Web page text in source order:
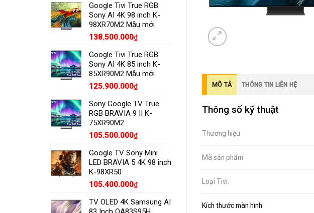
MÔ TẢ THÔNG TIN LIÊN HỆ
Thông số kỹ thuật
Thương hiệu
Mã sản phẩm
Loại Tivi:
Kích thước màn hình:
Google Tivi True RGB
Sony AI 4K 98 inch K-
98XR70M2 Mẫu mới
138.500.000₫
Google Tivi True RGB
Sony AI 4K 85 inch K-
85XR90M2 Mẫu mới
125.900.000₫
Sony Google TV True
RGB BRAVIA 9 II K-
75XR90M2
105.500.000₫
Google TV Sony Mini
LED BRAVIA 5 4K 98 inch
K-98XR50
105.400.000₫
TV OLED 4K Samsung AI